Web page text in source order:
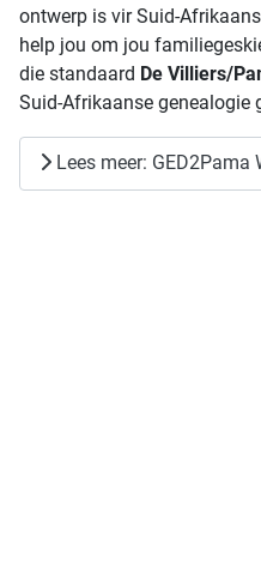
ontwerp is vir Suid-
help jou om jou
die standaard De Villiers/
Suid-Afrikaanse genealogie
Lees meer: GED2Pama